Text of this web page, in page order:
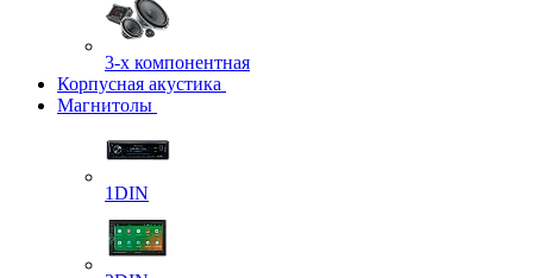
3-х компонентная
Корпусная акустика
Магнитолы
1DIN